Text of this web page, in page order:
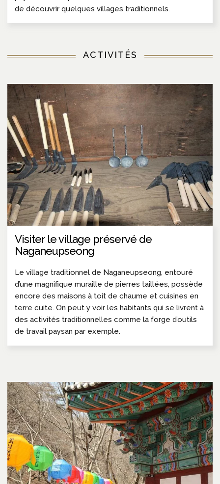
de découvrir quelques villages traditionnels.
ACTIVITÉS
Visiter le village préservé de
Naganeupseong
Le village traditionnel de Naganeupseong, entouré
d’une magnifique muraille de pierres taillées, possède
encore des maisons à toit de chaume et cuisines en
terre cuite. On peut y voir les habitants qui se livrent à
des activités traditionnelles comme la forge d’outils
de travail paysan par exemple.